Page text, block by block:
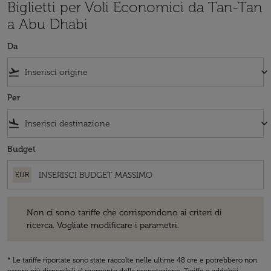
Biglietti per Voli Economici da Tan-Tan
a Abu Dhabi
Da
flight_takeoff keyboard_arrow_down
Per
flight_land keyboard_arrow_down
Budget
EUR
Non ci sono tariffe che corrispondono ai criteri di
ricerca. Vogliate modificare i parametri.
* Le tariffe riportate sono state raccolte nelle ultime 48 ore e potrebbero non